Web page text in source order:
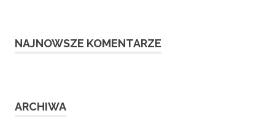
NAJNOWSZE KOMENTARZE
ARCHIWA